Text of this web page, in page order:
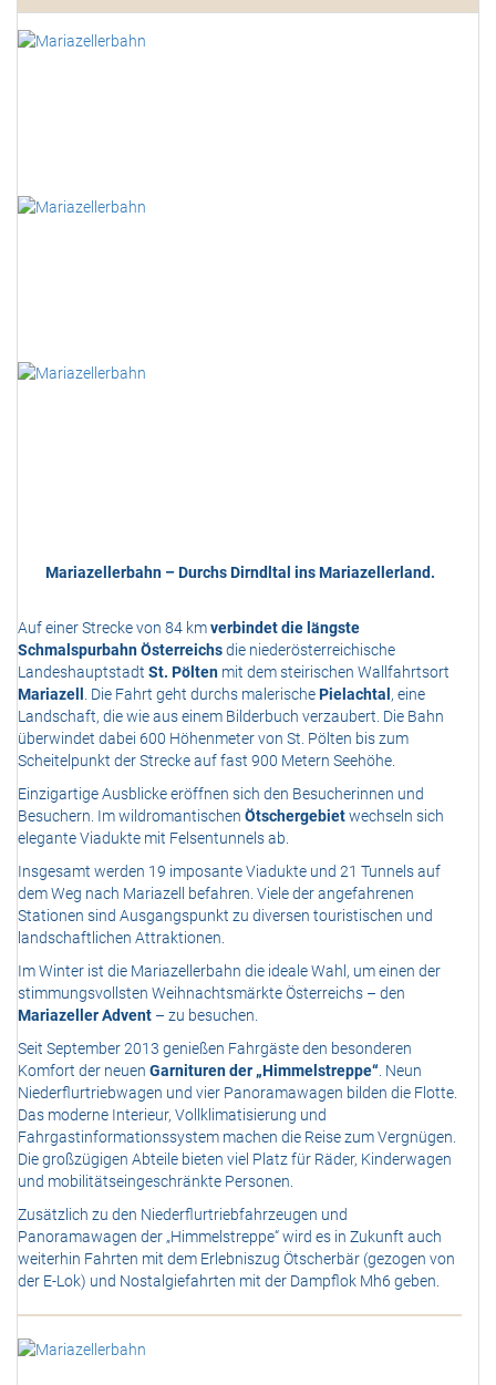
Mariazellerbahn – Durchs Dirndltal ins Mariazellerland.
Auf einer Strecke von 84 kmverbindet die längste
Schmalspurbahn Österreichsdie niederösterreichische
Landeshauptstadt St. Pölten mit dem steirischen Wallfahrtsort
Mariazell . Die Fahrt geht durchs malerischePielachtal , eine
Landschaft, die wie aus einem Bilderbuch verzaubert. Die Bahn
überwindet dabei 600 Höhenmeter von St. Pölten bis zum
Scheitelpunkt der Strecke auf fast 900 Metern Seehöhe.
Einzigartige Ausblicke eröffnen sich den Besucherinnen und
Besuchern. Im wildromantischen Ötschergebietwechseln sich
elegante Viadukte mit Felsentunnels ab.
Insgesamt werden 19 imposante Viadukte und 21 Tunnels auf
dem Weg nach Mariazell befahren. Viele der angefahrenen
Stationen sind Ausgangspunkt zu diversen touristischen und
landschaftlichen Attraktionen.
Im Winter ist die Mariazellerbahn die ideale Wahl, um einen der
stimmungsvollsten Weihnachtsmärkte Österreichs – den
Mariazeller Advent – zu besuchen.
Seit September 2013 genießen Fahrgäste den besonderen
Komfort der neuen Garnituren der „Himmelstreppe“. Neun
Niederflurtriebwagen und vier Panoramawagen bilden die Flotte.
Das moderne Interieur, Vollklimatisierung und
Fahrgastinformationssystem machen die Reise zum Vergnügen.
Die großzügigen Abteile bieten viel Platz für Räder, Kinderwagen
und mobilitätseingeschränkte Personen.
Zusätzlich zu den Niederflurtriebfahrzeugen und
Panoramawagen der „Himmelstreppe“ wird es in Zukunft auch
weiterhin Fahrten mit dem Erlebniszug Ötscherbär (gezogen von
der E-Lok) und Nostalgiefahrten mit der Dampflok Mh6 geben.